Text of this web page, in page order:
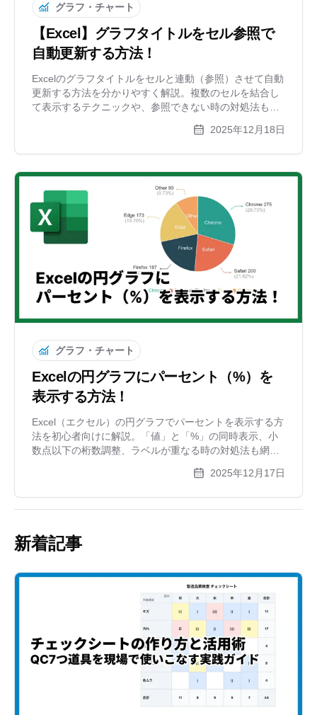
グラフ・チャート
【Excel】グラフタイトルをセル参照で
自動更新する方法！
Excelのグラフタイトルをセルと連動（参照）させて自動
更新する方法を分かりやすく解説。複数のセルを結合し
て表示するテクニックや、参照できない時の対処法も紹
2025年12月18日
グラフ・チャート
Excelの円グラフにパーセント（%）を
表示する方法！
Excel（エクセル）の円グラフでパーセントを表示する方
法を初心者向けに解説。「値」と「%」の同時表示、小
数点以下の桁数調整、ラベルが重なる時の対処法も網
2025年12月17日
新着記事